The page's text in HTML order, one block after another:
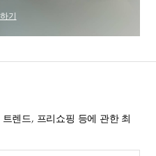
기
렌드, 프리쇼핑 등에 관한 최